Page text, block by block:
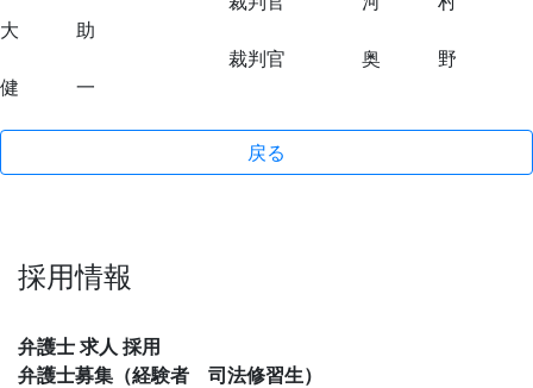
大 助
裁判官 奥 野
健 一
戻る
採用情報
弁護士 求人 採用
弁護士募集（経験者 司法修習生）